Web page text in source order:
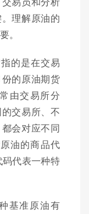
理解原油的
。
的是在交易
的原油期货
由交易所分
交易所、不
会对应不同
油的商品代
码代表一种特
基准原油有